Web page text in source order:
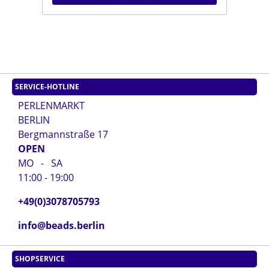
SERVICE-HOTLINE
PERLENMARKT
BERLIN
Bergmannstraße 17
OPEN
MO - SA
11:00 - 19:00
+49(0)3078705793
info@beads.berlin
SHOPSERVICE